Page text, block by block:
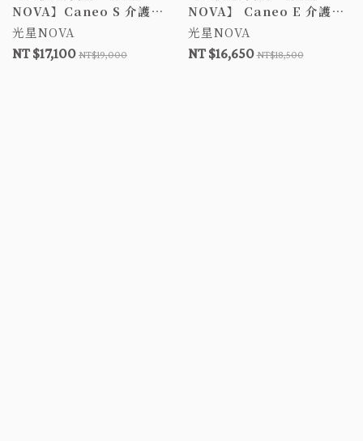
NOVA】Caneo S 介護鼓
剎型輪椅 鋁合金輪椅 台灣
製 介護鼓剎型 移位型輪椅
調整移位型 手動輪椅 扶手
光星NOVA
NT $17,100 NT$19,000
NOVA】 Caneo E 介護鼓
剎型輪椅 鋁合金輪椅 台灣
製 介護鼓剎型 移位型輪椅
調整移位型 手動輪椅 扶手
光星NOVA
NT $16,650NT$18,500